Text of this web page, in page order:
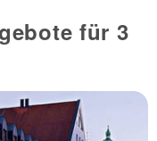
für 3